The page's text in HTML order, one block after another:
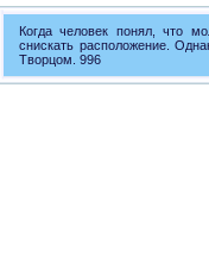
Когда человек понял, что
снискать расположение.
Творцом. 996